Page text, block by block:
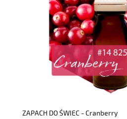
ZAPACH DO ŚWIEC - Cranberry
do koszyka